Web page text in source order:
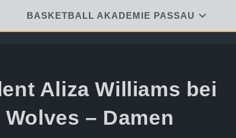
BASKETBALL AKADEMIE PASSAU
Aliza Williams bei
– Damen